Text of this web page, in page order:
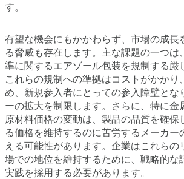
す。
有望な機会にもかかわらず、市場の成長
る脅威も存在します。主な課題の一つは
準に関するエアゾール包装を規制する厳
これらの規制への準拠はコストがかかり
め、新規参入者にとっての参入障壁とな
ーの拡大を制限します。さらに、特に金
原材料価格の変動は、製品の品質を確保
る価格を維持するのに苦労するメーカー
える可能性があります。企業はこれらの
場での地位を維持するために、戦略的な
実践を採用する必要があります。